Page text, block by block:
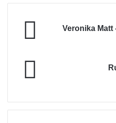
Matt
Veronika